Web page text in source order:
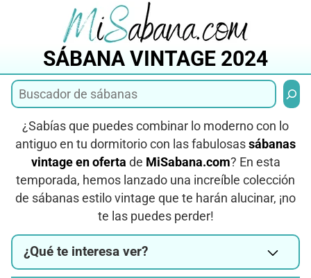
SÁBANA VINTAGE 2024
¿Sabías que puedes combinar lo moderno con lo
antiguo en tu dormitorio con las fabulosas sábanas
vintage en oferta de MiSabana.com? En esta
temporada, hemos lanzado una increíble colección
de sábanas estilo vintage que te harán alucinar, ¡no
te las puedes perder!
¿Qué te interesa ver?